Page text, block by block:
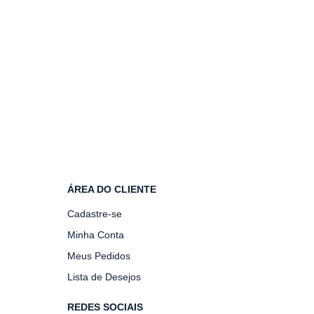
ÁREA DO CLIENTE
Cadastre-se
Minha Conta
Meus Pedidos
Lista de Desejos
REDES SOCIAIS